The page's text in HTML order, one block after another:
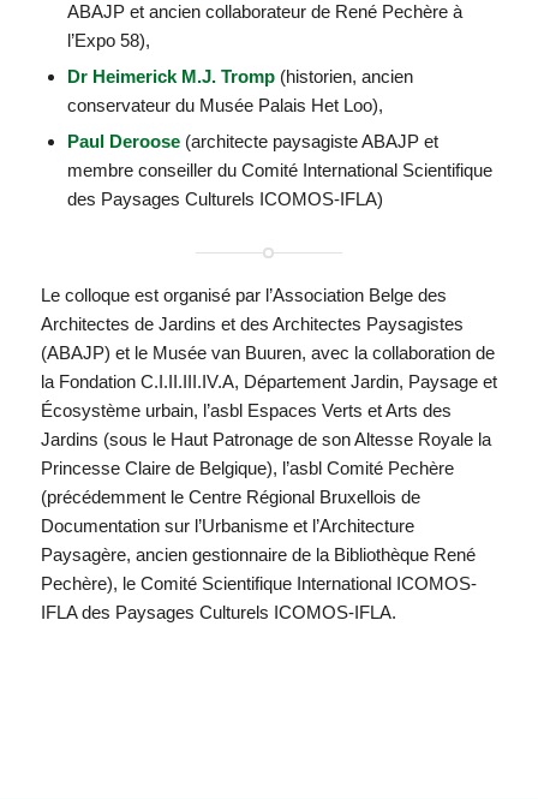
ABAJP et ancien collaborateur de René Pechère à
l’Expo 58),
Dr Heimerick M.J. Tromp (historien, ancien
conservateur du Musée Palais Het Loo),
Paul Deroose (architecte paysagiste ABAJP et
membre conseiller du Comité International Scientifique
des Paysages Culturels ICOMOS-IFLA)
Le colloque est organisé par l’Association Belge des
Architectes de Jardins et des Architectes Paysagistes
(ABAJP) et le Musée van Buuren, avec la collaboration de
la Fondation C.I.II.III.IV.A, Département Jardin, Paysage et
Écosystème urbain, l’asbl Espaces Verts et Arts des
Jardins (sous le Haut Patronage de son Altesse Royale la
Princesse Claire de Belgique), l’asbl Comité Pechère
(précédemment le Centre Régional Bruxellois de
Documentation sur l’Urbanisme et l’Architecture
Paysagère, ancien gestionnaire de la Bibliothèque René
Pechère), le Comité Scientifique International ICOMOS-
IFLA des Paysages Culturels ICOMOS-IFLA.